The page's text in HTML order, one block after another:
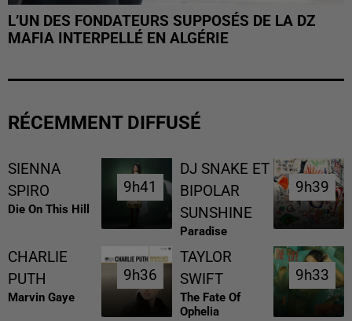
L’UN DES FONDATEURS SUPPOSÉS DE LA DZ
MAFIA INTERPELLÉ EN ALGÉRIE
RÉCEMMENT DIFFUSÉ
SIENNA
SPIRO
Die On This Hill
9h41
9h41
DJ SNAKE ET
BIPOLAR
SUNSHINE
Paradise
9h39
9h39
CHARLIE
PUTH
Marvin Gaye
9h36
9h36
TAYLOR
SWIFT
The Fate Of
Ophelia
9h33
9h33